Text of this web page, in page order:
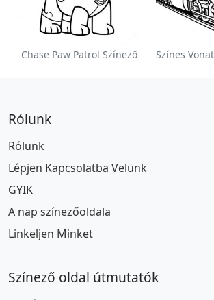
Chase Paw Patrol Színező
Rólunk
Rólunk
Lépjen Kapcsolatba Velünk
GYIK
A nap színezőoldala
Linkeljen Minket
Színező oldal útmutatók